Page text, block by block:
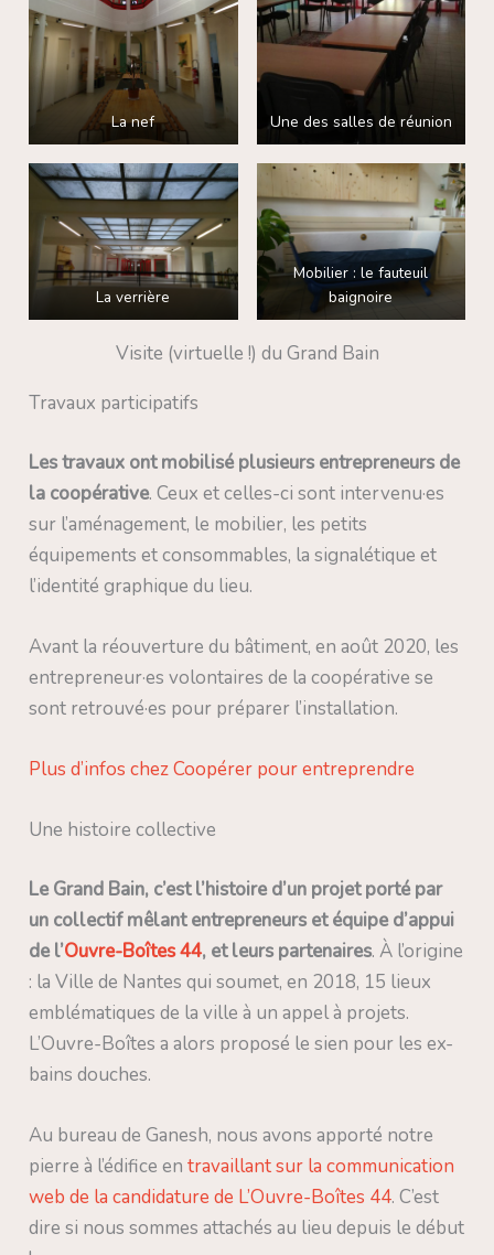
La nef Une des salles de réunion
La verrière
Mobilier : le fauteuil
baignoire
Visite (virtuelle !) du Grand Bain
Travaux participatifs
Les travaux ont mobilisé plusieurs entrepreneurs de
la coopérative. Ceux et celles-ci sont intervenu·es
sur l’aménagement, le mobilier, les petits
équipements et consommables, la signalétique et
l’identité graphique du lieu.
Avant la réouverture du bâtiment, en août 2020, les
entrepreneur·es volontaires de la coopérative se
sont retrouvé·es pour préparer l’installation.
Plus d’infos chez Coopérer pour entreprendre
Une histoire collective
Le Grand Bain, c’est l’histoire d’un projet porté par
un collectif mêlant entrepreneurs et équipe d’appui
de l’Ouvre-Boîtes 44, et leurs partenaires. À l’origine
: la Ville de Nantes qui soumet, en 2018, 15 lieux
emblématiques de la ville à un appel à projets.
L’Ouvre-Boîtes a alors proposé le sien pour les ex-
bains douches.
Au bureau de Ganesh, nous avons apporté notre
pierre à l’édifice entravaillant sur la communication
web de la candidature de L’Ouvre-Boîtes 44. C’est
dire si nous sommes attachés au lieu depuis le début